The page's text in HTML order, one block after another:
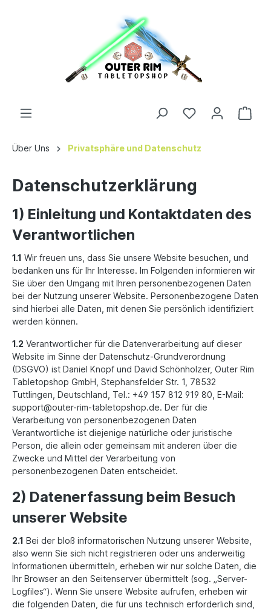
Über Uns Privatsphäre und Datenschutz
Datenschutzerklärung
1) Einleitung und Kontaktdaten des
Verantwortlichen
1.1 Wir freuen uns, dass Sie unsere Website besuchen, und
bedanken uns für Ihr Interesse. Im Folgenden informieren wir
Sie über den Umgang mit Ihren personenbezogenen Daten
bei der Nutzung unserer Website. Personenbezogene Daten
sind hierbei alle Daten, mit denen Sie persönlich identifiziert
werden können.
1.2 Verantwortlicher für die Datenverarbeitung auf dieser
Website im Sinne der Datenschutz-Grundverordnung
(DSGVO) ist Daniel Knopf und David Schönholzer, Outer Rim
Tabletopshop GmbH, Stephansfelder Str. 1, 78532
Tuttlingen, Deutschland, Tel.: +49 157 812 919 80, E-Mail:
support@outer-rim-tabletopshop.de. Der für die
Verarbeitung von personenbezogenen Daten
Verantwortliche ist diejenige natürliche oder juristische
Person, die allein oder gemeinsam mit anderen über die
Zwecke und Mittel der Verarbeitung von
personenbezogenen Daten entscheidet.
2) Datenerfassung beim Besuch
unserer Website
2.1 Bei der bloß informatorischen Nutzung unserer Website,
also wenn Sie sich nicht registrieren oder uns anderweitig
Informationen übermitteln, erheben wir nur solche Daten, die
Ihr Browser an den Seitenserver übermittelt (sog. „Server-
Logfiles“). Wenn Sie unsere Website aufrufen, erheben wir
die folgenden Daten, die für uns technisch erforderlich sind,